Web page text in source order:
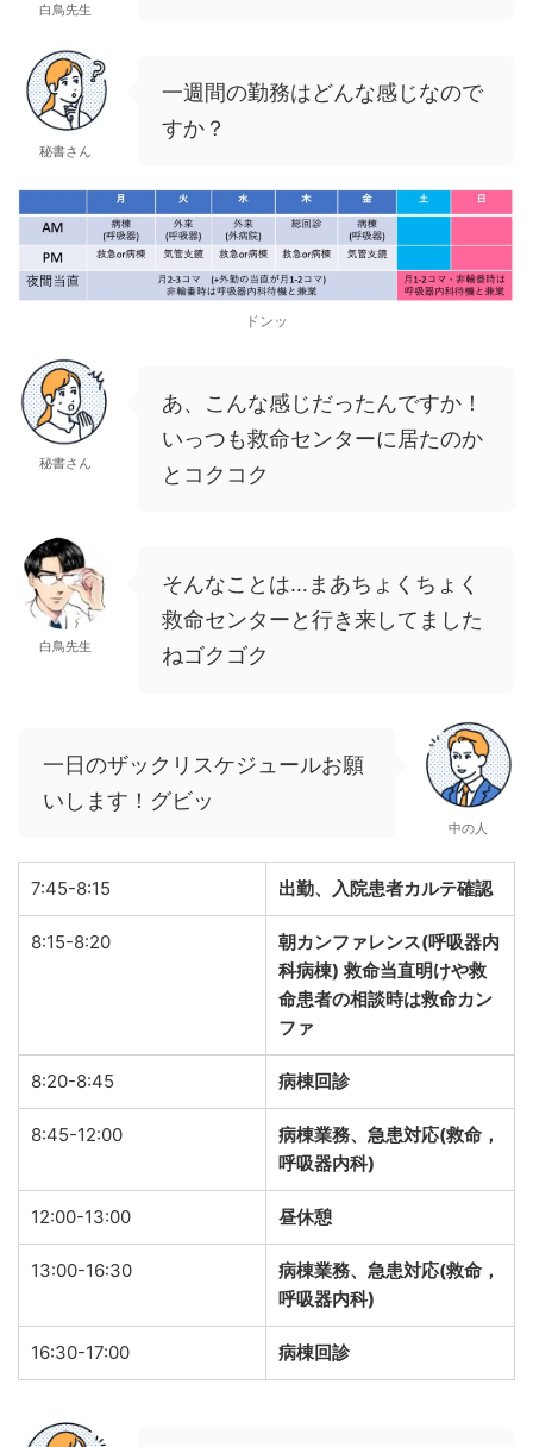
白鳥先生
秘書さん
一週間の勤務はどんな感じなので
すか？
ドンッ
秘書さん
あ、こんな感じだったんですか！
いっつも救命センターに居たのか
とコクコク
白鳥先生
そんなことは…まあちょくちょく
救命センターと行き来してました
ねゴクゴク
一日のザックリスケジュールお願
いします！グビッ
中の人
7:45-8:15 出勤、入院患者カルテ確認
8:15-8:20 朝カンファレンス(呼吸器内
科病棟) 救命当直明けや救
命患者の相談時は救命カン
ファ
8:20-8:45 病棟回診
8:45-12:00 病棟業務、急患対応(救命，
呼吸器内科)
12:00-13:00 昼休憩
13:00-16:30 病棟業務、急患対応(救命，
呼吸器内科)
16:30-17:00 病棟回診